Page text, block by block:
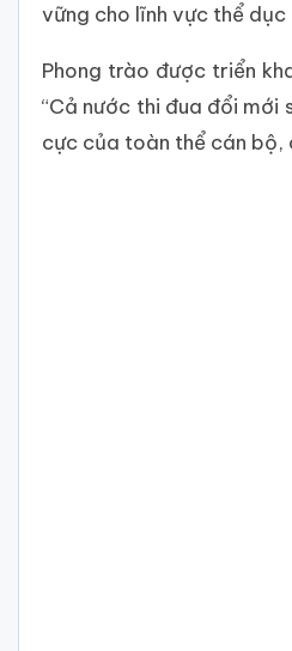
vững cho lĩnh vực thể
Phong trào được triển
“Cả nước thi đua đổi mới
cực của toàn thể cán bộ,